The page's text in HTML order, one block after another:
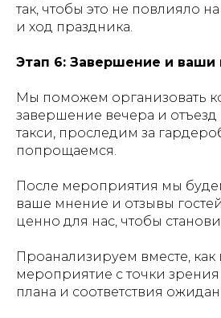
так, чтобы это не повлияло
и ход праздника.
Этап 6: Завершение и ваши
Мы поможем организовать
завершение вечера и отъезд
такси, проследим за
попрощаемся.
После мероприятия мы
ваше мнение и отзывы
ценно для нас, чтобы
Проанализируем вместе,
мероприятие с точки
плана и соответствия